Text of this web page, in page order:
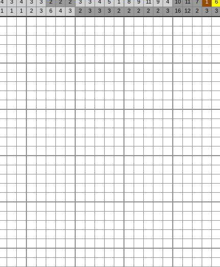
4 3 4 3 3 2 2 2 3 3 4 5 1 8 9 11 9 4 10 11 7 1
6
1 1 1 2 3 6 4 3 2 3 3 3 2 2 2 2 2 3 16 12 2 3
3